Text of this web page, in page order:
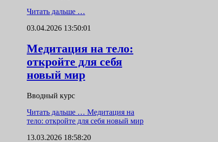
Читать дальше …
03.04.2026 13:50:01
Медитация на тело:
откройте для себя
новый мир
Вводный курс
Читать дальше … Медитация на
тело: откройте для себя новый мир
13.03.2026 18:58:20